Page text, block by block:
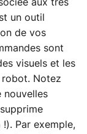
aux très
un outil
de vos
sont
visuels et les
Notez
nouvelles
!). Par exemple,